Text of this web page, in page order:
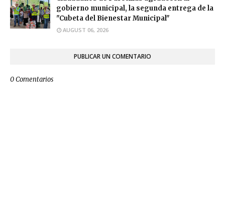
gobierno municipal, la segunda entrega de la
"Cubeta del Bienestar Municipal"
AUGUST 06, 2026
PUBLICAR UN COMENTARIO
0 Comentarios